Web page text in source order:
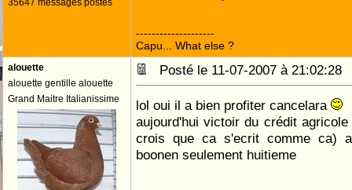
35647 messages postés
--------------------
Capu... What else ?
alouette
alouette gentille alouette
Grand Maitre Italianissime
Posté le 11-07-2007 à
lol oui il a bien profiter cancelara
aujourd'hui victoir du crédit
crois que ca s'ecrit comme ca)
boonen seulement huitieme